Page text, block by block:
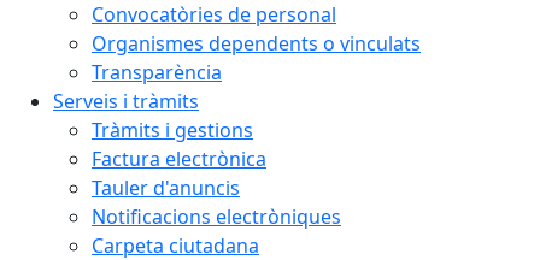
Convocatòries de personal
Organismes dependents o vinculats
Transparència
Serveis i tràmits
Tràmits i gestions
Factura electrònica
Tauler d'anuncis
Notificacions electròniques
Carpeta ciutadana